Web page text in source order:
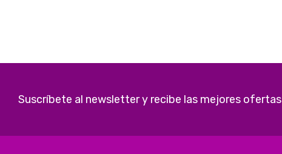
Suscríbete al newsletter y recibe las mejores ofertas